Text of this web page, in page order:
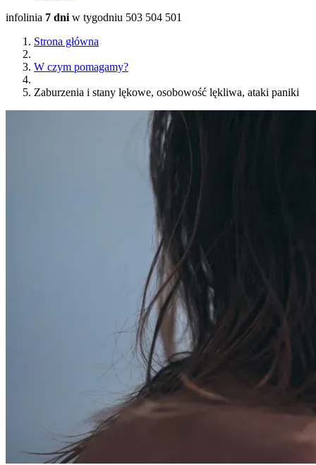
infolinia 7 dni w tygodniu 503 504 501
Strona główna
W czym pomagamy?
Zaburzenia i stany lękowe, osobowość lękliwa, ataki paniki